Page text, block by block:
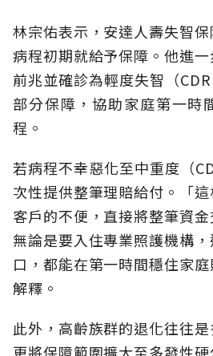
林宗佑表示，安達人壽失智
病程初期就給予保障。他進
前兆並確診為輕度失智（
部分保障，協助家庭第一時
程。
若病程不幸惡化至中重度（
次性提供整筆理賠給付。「
客戶的不便，直接將整筆資
無論是要入住專業照護機構
口，都能在第一時間穩住家
解釋。
此外，高齡族群的退化往往
更將保障範圍擴大至多發性